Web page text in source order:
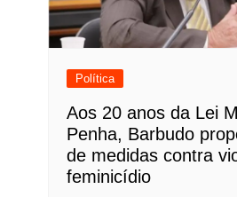
Política
Aos 20 anos da Lei
Penha, Barbudo
de medidas contra
feminicídio